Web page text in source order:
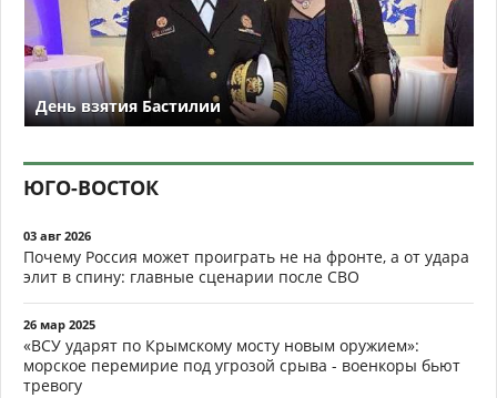
День взятия Бастилии
ЮГО-ВОСТОК
03 авг 2026
Почему Россия может проиграть не на фронте, а от удара
элит в спину: главные сценарии после СВО
26 мар 2025
«ВСУ ударят по Крымскому мосту новым оружием»:
морское перемирие под угрозой срыва - военкоры бьют
тревогу